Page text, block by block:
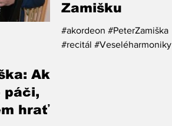
Ak
páči,
hrať
Zamišku
#akordeon #PeterZamiška
#recitál #Veseléharmoniky